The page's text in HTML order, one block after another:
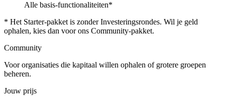
Alle basis-functionaliteiten*
* Het Starter-pakket is zonder Investeringsrondes. Wil je geld
ophalen, kies dan voor ons Community-pakket.
Community
Voor organisaties die kapitaal willen ophalen of grotere groepen
beheren.
Jouw prijs